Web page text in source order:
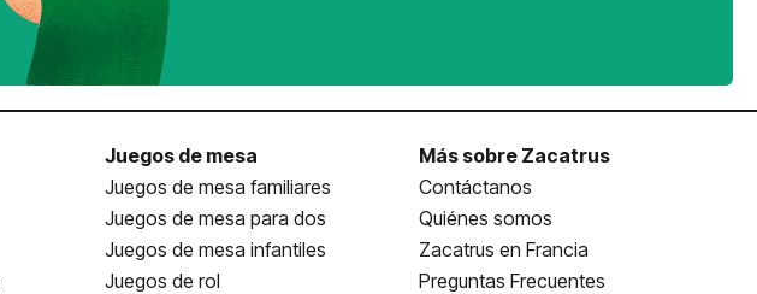
Juegos de mesa
Juegos de mesa familiares
Juegos de mesa para dos
Juegos de mesa infantiles
Juegos de rol
Más sobre Zacatrus
Contáctanos
Quiénes somos
Zacatrus en Francia
Preguntas Frecuentes